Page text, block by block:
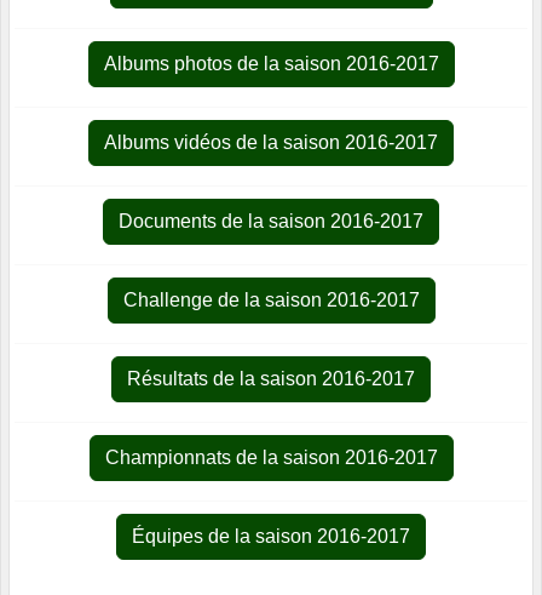
Albums photos de la saison 2016-2017
Albums vidéos de la saison 2016-2017
Documents de la saison 2016-2017
Challenge de la saison 2016-2017
Résultats de la saison 2016-2017
Championnats de la saison 2016-2017
Équipes de la saison 2016-2017